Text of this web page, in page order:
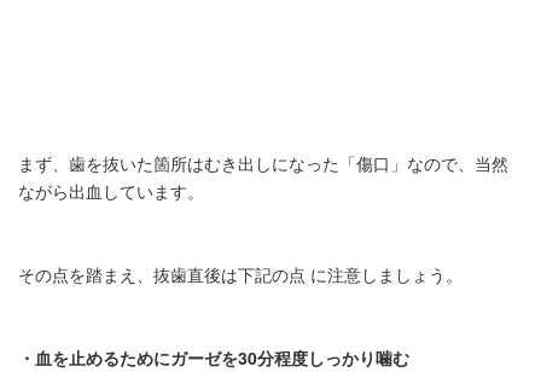
まず、歯を抜いた箇所はむき出しになった「傷口」なので、当然
ながら出血しています。
その点を踏まえ、抜歯直後は下記の点 に注意しましょう。
・血を止めるためにガーゼを30分程度しっかり噛む